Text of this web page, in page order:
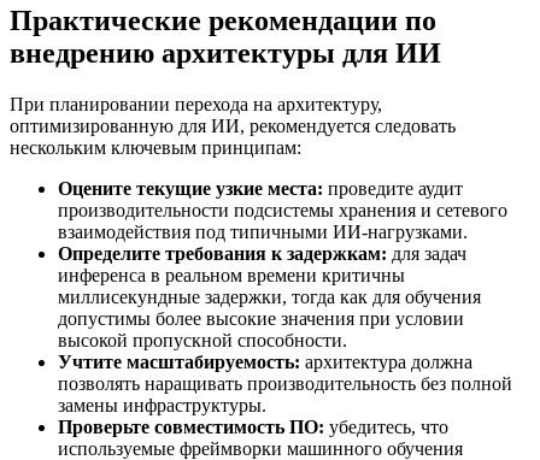
Практические рекомендации по
внедрению архитектуры для ИИ
При планировании перехода на архитектуру,
оптимизированную для ИИ, рекомендуется следовать
нескольким ключевым принципам:
Оцените текущие узкие места: проведите аудит
производительности подсистемы хранения и сетевого
взаимодействия под типичными ИИ-нагрузками.
Определите требования к задержкам: для задач
инференса в реальном времени критичны
миллисекундные задержки, тогда как для обучения
допустимы более высокие значения при условии
высокой пропускной способности.
Учтите масштабируемость: архитектура должна
позволять наращивать производительность без полной
замены инфраструктуры.
Проверьте совместимость ПО: убедитесь, что
используемые фреймворки машинного обучения